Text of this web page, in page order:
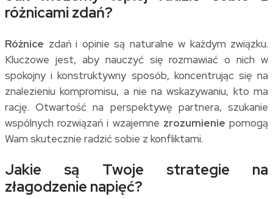
różnicami zdań?
Różnice zdań i opinie są naturalne w każdym związku.
Kluczowe jest, aby nauczyć się rozmawiać o nich w
spokojny i konstruktywny sposób, koncentrując się na
znalezieniu kompromisu, a nie na wskazywaniu, kto ma
rację. Otwartość na perspektywę partnera, szukanie
wspólnych rozwiązań i wzajemne zrozumienie pomogą
Wam skutecznie radzić sobie z konfliktami.
Jakie są Twoje strategie na
złagodzenie napięć?